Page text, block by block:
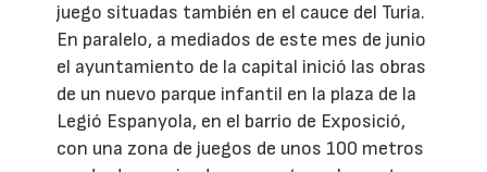
juego situadas también en el cauce del Turia.
En paralelo, a mediados de este mes de junio
el ayuntamiento de la capital inició las obras
de un nuevo parque infantil en la plaza de la
Legió Espanyola, en el barrio de Exposició,
con una zona de juegos de unos 100 metros